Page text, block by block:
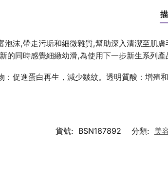
泡沫,帶走污垢和細微雜質,幫助深入清潔至肌
的同時感覺細緻幼滑,為使用下一步新生系列產
促進蛋白再生，減少皺紋。透明質酸：增殖
貨號: BSN187892 分類: 美